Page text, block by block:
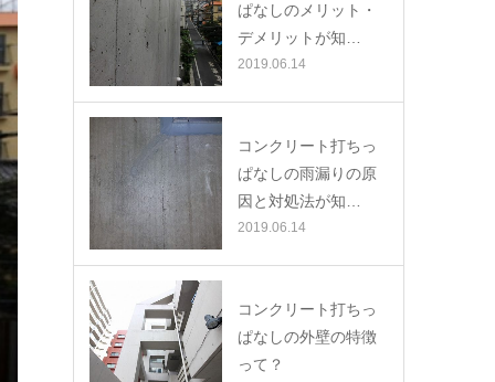
ぱなしのメリット・
デメリットが知…
2019.06.14
コンクリート打ちっ
ぱなしの雨漏りの原
因と対処法が知…
2019.06.14
コンクリート打ちっ
ぱなしの外壁の特徴
って？